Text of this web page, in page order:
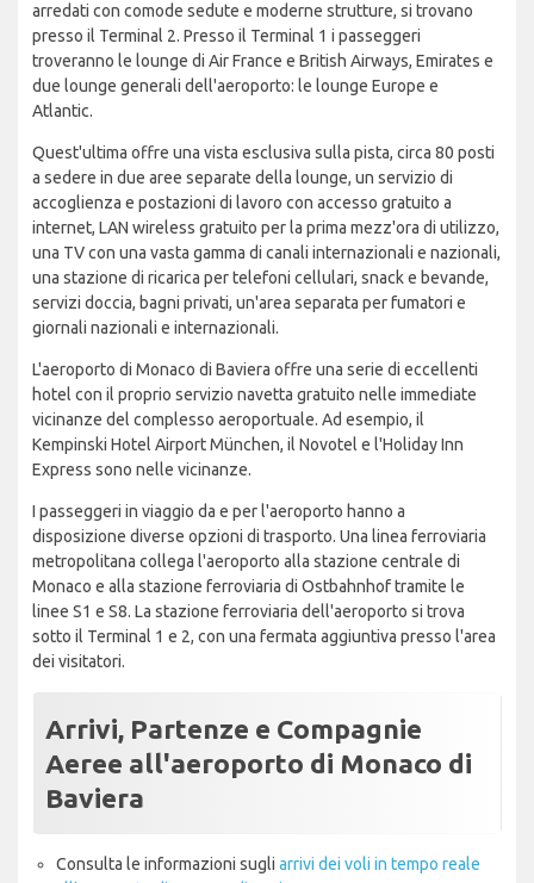
arredati con comode sedute e moderne strutture, si trovano
presso il Terminal 2. Presso il Terminal 1 i passeggeri
troveranno le lounge di Air France e British Airways, Emirates e
due lounge generali dell'aeroporto: le lounge Europe e
Atlantic.
Quest'ultima offre una vista esclusiva sulla pista, circa 80 posti
a sedere in due aree separate della lounge, un servizio di
accoglienza e postazioni di lavoro con accesso gratuito a
internet, LAN wireless gratuito per la prima mezz'ora di utilizzo,
una TV con una vasta gamma di canali internazionali e nazionali,
una stazione di ricarica per telefoni cellulari, snack e bevande,
servizi doccia, bagni privati, un'area separata per fumatori e
giornali nazionali e internazionali.
L'aeroporto di Monaco di Baviera offre una serie di eccellenti
hotel con il proprio servizio navetta gratuito nelle immediate
vicinanze del complesso aeroportuale. Ad esempio, il
Kempinski Hotel Airport München, il Novotel e l'Holiday Inn
Express sono nelle vicinanze.
I passeggeri in viaggio da e per l'aeroporto hanno a
disposizione diverse opzioni di trasporto. Una linea ferroviaria
metropolitana collega l'aeroporto alla stazione centrale di
Monaco e alla stazione ferroviaria di Ostbahnhof tramite le
linee S1 e S8. La stazione ferroviaria dell'aeroporto si trova
sotto il Terminal 1 e 2, con una fermata aggiuntiva presso l'area
dei visitatori.
Arrivi, Partenze e Compagnie
Aeree all'aeroporto di Monaco di
Baviera
Consulta le informazioni sugli arrivi dei voli in tempo reale